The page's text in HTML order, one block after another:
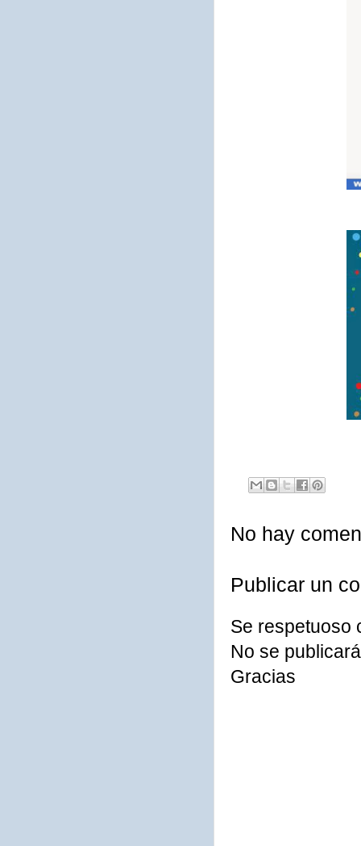
No hay
Publicar un
Se respetuoso
No se
Gracias